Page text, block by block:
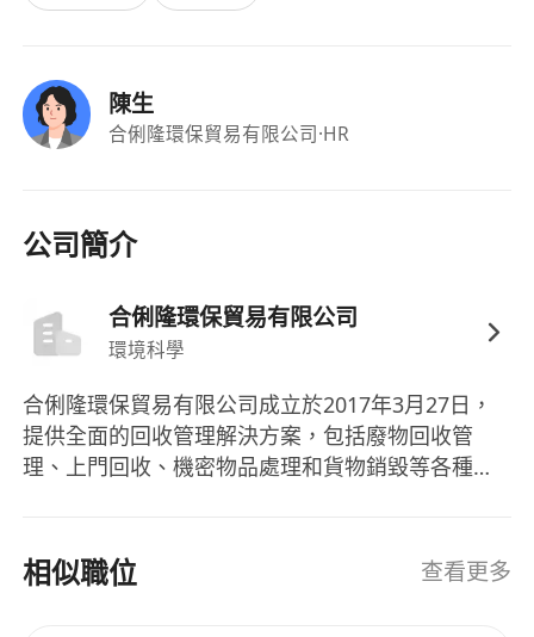
陳生
合俐隆環保貿易有限公司·HR
公司簡介
合俐隆環保貿易有限公司
環境科學
合俐隆環保貿易有限公司成立於2017年3月27日，
提供全面的回收管理解決方案，包括廢物回收管
理、上門回收、機密物品處理和貨物銷毀等各種服
還提供各種回收服務，為客戶提供全方位的解決方
案。合俐隆環保貿易有限公司在香港註冊成立，為
相似職位 查看更多